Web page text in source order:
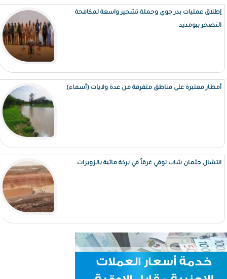
إطلاق عمليات بذر جوي وحملة تشجير واسعة لمكافحة
التصحر ببومديد
أمطار معتبرة على مناطق متفرقة من عدة ولايات (أسماء)
انتشال جثمان شاب توفي غرقاً في بركة مائية بالزويرات